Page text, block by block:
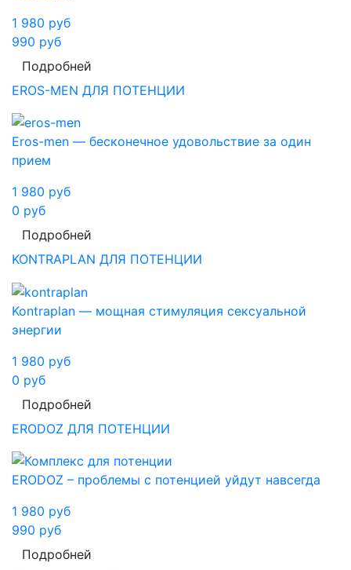
1 980 руб
990 руб
Подробней
EROS-MEN ДЛЯ ПОТЕНЦИИ
Eros-men — бесконечное удовольствие за один
прием
1 980 руб
0 руб
Подробней
KONTRAPLAN ДЛЯ ПОТЕНЦИИ
Kontraplan — мощная стимуляция сексуальной
энергии
1 980 руб
0 руб
Подробней
ERODOZ ДЛЯ ПОТЕНЦИИ
ERODOZ – проблемы с потенцией уйдут навсегда
1 980 руб
990 руб
Подробней